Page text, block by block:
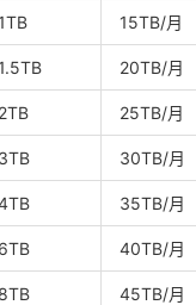
1TB 15TB/月
1.5TB 20TB/月
2TB 25TB/月
3TB 30TB/月
35TB/月
6TB 40TB/月
8TB 45TB/月